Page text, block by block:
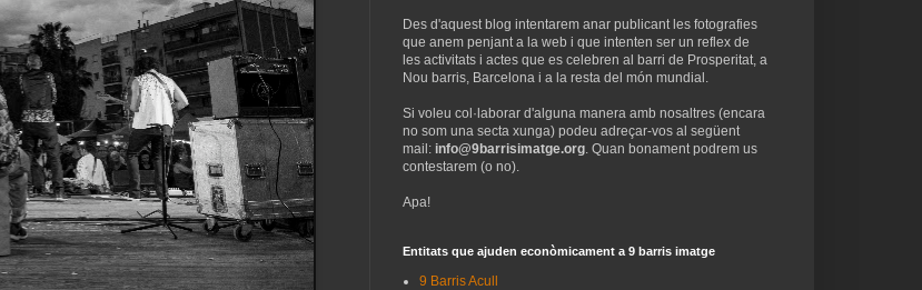
Des d'aquest blog intentarem anar publicant les fotografies
que anem penjant a la web i que intenten ser un reflex de
les activitats i actes que es celebren al barri de Prosperitat, a
Nou barris, Barcelona i a la resta del món mundial.
Si voleu col·laborar d'alguna manera amb nosaltres (encara
no som una secta xunga) podeu adreçar-vos al següent
mail: info@9barrisimatge.org. Quan bonament podrem us
contestarem (o no).
Apa!
Entitats que ajuden econòmicament a 9 barris imatge
9 Barris Acull